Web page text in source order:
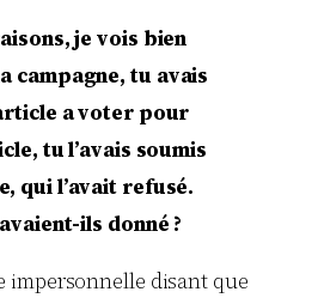
je vois bien
campagne, tu avais
a voter pour
tu l’avais soumis
qui l’avait refusé.
ils donné ?
impersonnelle disant que